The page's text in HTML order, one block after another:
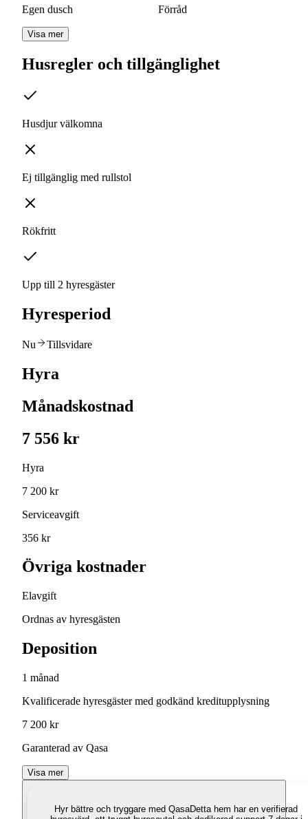
Egen dusch Förråd
Visa mer
Husregler och tillgänglighet
Husdjur välkomna
Ej tillgänglig med rullstol
Rökfritt
Upp till 2 hyresgäster
Hyresperiod
Nu Tillsvidare
Hyra
Månadskostnad
7 556 kr
Hyra
7 200 kr
Serviceavgift
356 kr
Övriga kostnader
Elavgift
Ordnas av hyresgästen
Deposition
1 månad
Kvalificerade hyresgäster med godkänd kreditupplysning
7 200 kr
Garanterad av Qasa
Visa mer
Hyr bättre och tryggare med QasaDetta hem har en verifierad